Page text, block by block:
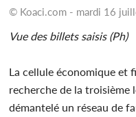
© Koaci.com - mardi 16
Vue des billets saisis (Ph)
La cellule économique et
recherche de la troisième
démantelé un réseau de